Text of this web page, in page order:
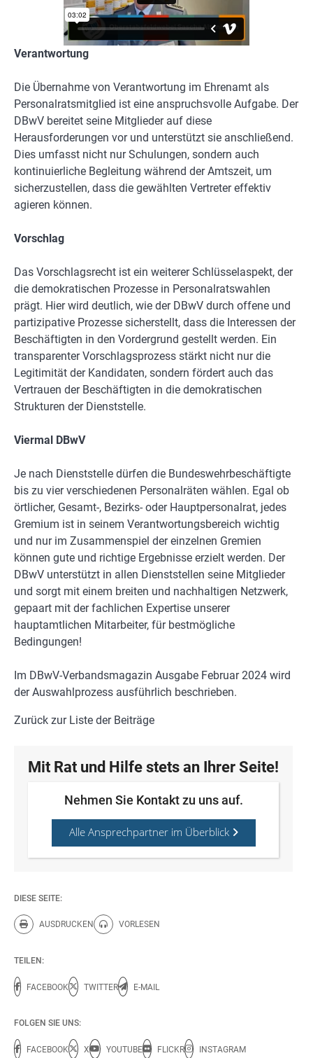
Verantwortung
Die Übernahme von Verantwortung im Ehrenamt als
Personalratsmitglied ist eine anspruchsvolle Aufgabe. Der
DBwV bereitet seine Mitglieder auf diese
Herausforderungen vor und unterstützt sie anschließend.
Dies umfasst nicht nur Schulungen, sondern auch
kontinuierliche Begleitung während der Amtszeit, um
sicherzustellen, dass die gewählten Vertreter effektiv
agieren können.
Vorschlag
Das Vorschlagsrecht ist ein weiterer Schlüsselaspekt, der
die demokratischen Prozesse in Personalratswahlen
prägt. Hier wird deutlich, wie der DBwV durch offene und
partizipative Prozesse sicherstellt, dass die Interessen der
Beschäftigten in den Vordergrund gestellt werden. Ein
transparenter Vorschlagsprozess stärkt nicht nur die
Legitimität der Kandidaten, sondern fördert auch das
Vertrauen der Beschäftigten in die demokratischen
Strukturen der Dienststelle.
Viermal DBwV
Je nach Dienststelle dürfen die Bundeswehrbeschäftigte
bis zu vier verschiedenen Personalräten wählen. Egal ob
örtlicher, Gesamt-, Bezirks- oder Hauptpersonalrat, jedes
Gremium ist in seinem Verantwortungsbereich wichtig
und nur im Zusammenspiel der einzelnen Gremien
können gute und richtige Ergebnisse erzielt werden. Der
DBwV unterstützt in allen Dienststellen seine Mitglieder
und sorgt mit einem breiten und nachhaltigen Netzwerk,
gepaart mit der fachlichen Expertise unserer
hauptamtlichen Mitarbeiter, für bestmögliche
Bedingungen!
Im DBwV-Verbandsmagazin Ausgabe Februar 2024 wird
der Auswahlprozess ausführlich beschrieben.
Zurück zur Liste der Beiträge
Mit Rat und Hilfe stets an Ihrer Seite!
Nehmen Sie Kontakt zu uns auf.
Alle Ansprechpartner im Überblick
DIESE SEITE:
AUSDRUCKEN
Diese Seite drucken.
VORLESEN
Diese Seite vorlesen.
TEILEN:
FACEBOOK TWITTER E-MAIL
FOLGEN SIE UNS:
FACEBOOK X YOUTUBE FLICKR INSTAGRAM